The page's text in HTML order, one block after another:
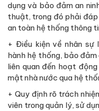
dụng và bảo đảm an
thuật, trong đó phải
an toàn hệ thống thông
+ Điều kiện về nhân
hành hệ thống, bảo đảm
liên quan đến hoạt
mật nhà nước qua hệ
+ Quy định rõ trách
viên trong quản lý, sử